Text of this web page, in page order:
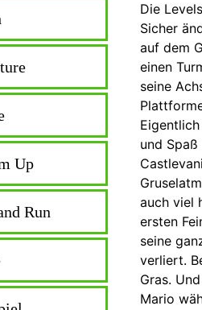
Up
Run
Die
Sicher
auf dem
einen
seine
und
auch viel
ersten
seine
verliert.
Gras.
Mario